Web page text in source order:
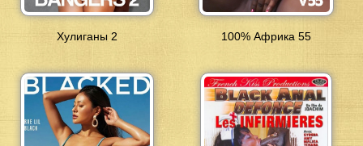
Хулиганы 2 100% Африка 55